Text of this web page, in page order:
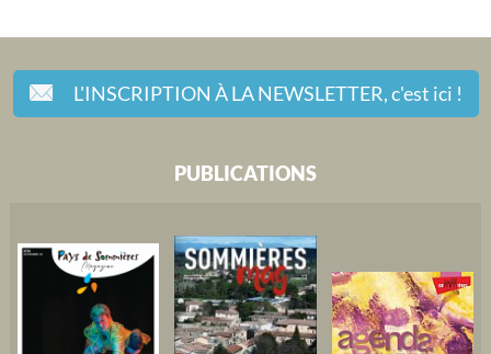
L'INSCRIPTION À LA NEWSLETTER,c'est ici !
PUBLICATIONS